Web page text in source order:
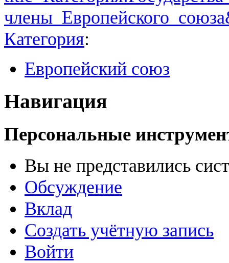
Категория:
Европейский союз
Навигация
Персональные
Вы не представились
Обсуждение
Вклад
Создать учётную запись
Войти